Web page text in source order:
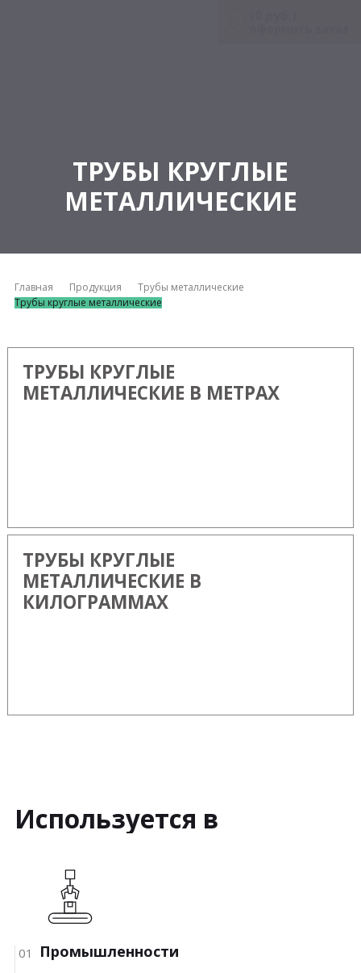
ТРУБЫ КРУГЛЫЕ
МЕТАЛЛИЧЕСКИЕ
Главная Продукция
Трубы металлические
Трубы круглые металлические
ТРУБЫ КРУГЛЫЕ
МЕТАЛЛИЧЕСКИЕ В МЕТРАХ
ТРУБЫ КРУГЛЫЕ
МЕТАЛЛИЧЕСКИЕ В
КИЛОГРАММАХ
Используется в
01 Промышленности